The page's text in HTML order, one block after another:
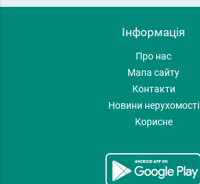
Інформація
Про нас
Мапа сайту
Контакти
Новини нерухомості
Корисне